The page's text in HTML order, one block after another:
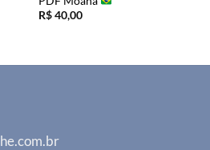
R$40,00